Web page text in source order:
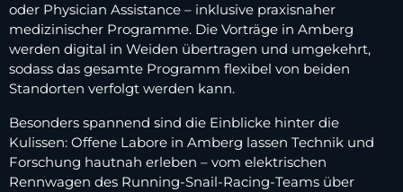
oder Physician Assistance – inklusive praxisnaher
medizinischer Programme. Die Vorträge in Amberg
werden digital in Weiden übertragen und umgekehrt,
sodass das gesamte Programm flexibel von beiden
Standorten verfolgt werden kann.
Besonders spannend sind die Einblicke hinter die
Kulissen: Offene Labore in Amberg lassen Technik und
Forschung hautnah erleben – vom elektrischen
Rennwagen des Running-Snail-Racing-Teams über